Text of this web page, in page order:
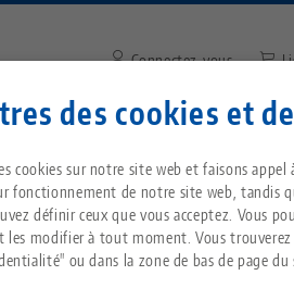
des cookies et
cookies sur notre site web et faisons
fonctionnement de notre site web, tandis
définir ceux que vous acceptez. Vous
modifier à tout moment. Vous
ou dans la zone de bas de page du
notre page US pour voir
pays.
Tout d'une seule source
Breadcrumb
À propos de LANG
Service
Téléchargements
Blog
Connectez-vous
125, Mors de rechange (ancien